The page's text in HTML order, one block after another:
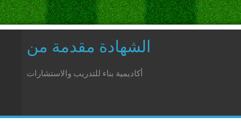
الشهادة مقدمة من
أكاديمية بناء للتدريب والاستشارات